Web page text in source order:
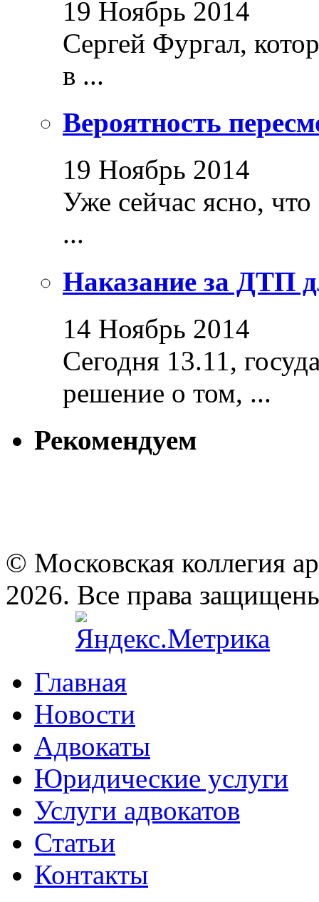
19 Ноябрь 2014
Сергей Фургал,
в ...
Вероятность
19 Ноябрь 2014
Уже сейчас ясно,
...
Наказание за ДТП
14 Ноябрь 2014
Сегодня 13.11,
решение о том, ...
Рекомендуем
© Московская коллегия
2026. Все права
Главная
Новости
Адвокаты
Юридические услуги
Услуги адвокатов
Статьи
Контакты